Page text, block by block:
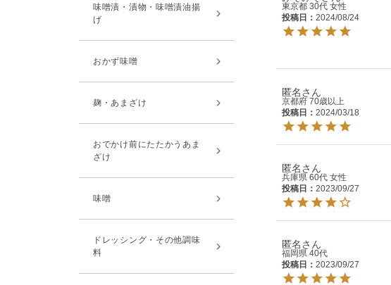
味噌漬・漬物・味噌漬油揚
げ
おかず味噌
麹・あまざけ
おでかけ前にたたかうあま
ざけ
味噌
ドレッシング・その他調味
料
東京都 30代 女性
投稿日
2024/08/24
匿名
京都府 70歳以上
投稿日
2024/03/18
匿名
兵庫県 60代 女性
投稿日
2023/09/27
匿名
福岡県 40代
投稿日
2023/09/27